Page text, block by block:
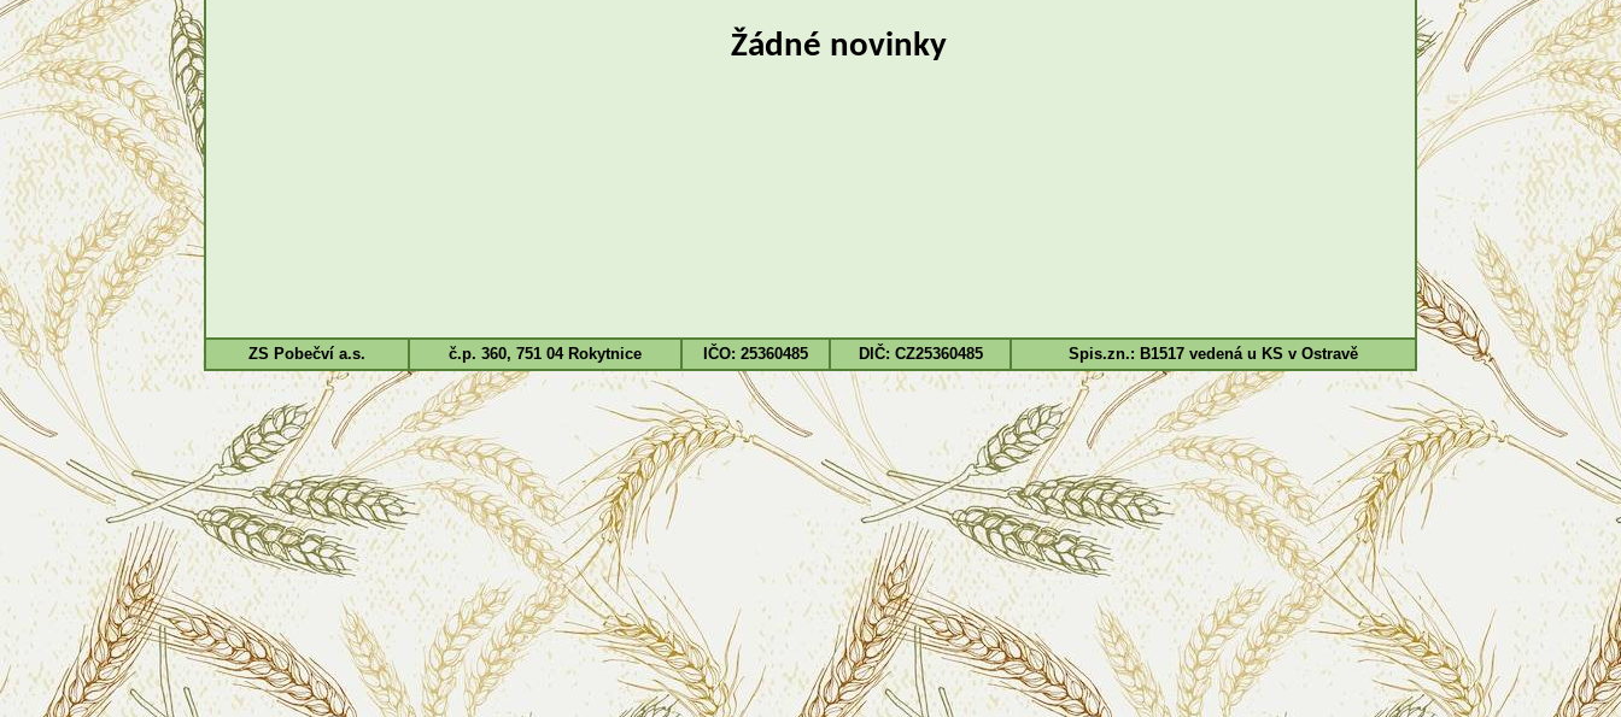
Žádné novinky
ZS Pobečví a.s. č.p. 360, 751 04 Rokytnice IČO: 25360485 DIČ: CZ25360485 Spis.zn.: B1517 vedená u KS v Ostravě